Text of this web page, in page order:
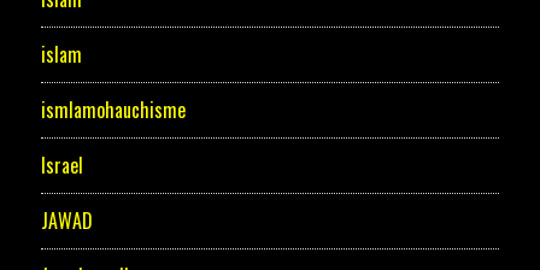
islam
ismlamohauchisme
Israel
JAWAD